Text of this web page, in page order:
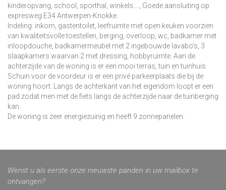
kinderopvang, school, sporthal, winkels...., Goede aansluiting op
expresweg E34 Antwerpen-Knokke.
Indeling: inkom, gastentoilet, leefruimte met open keuken voorzien
van kwaliteitsvolle toestellen, berging, overloop, wc, badkamer met
inloopdouche, badkamermeubel met 2 ingebouwde lavabo's, 3
slaapkamers waarvan 2 met dressing, hobbyruimte. Aan de
achterzijde van de woning is er een mooi terras, tuin en tuinhuis.
Schuin voor de voordeur is er een privé parkeerplaats die bij de
woning hoort. Langs de achterkant van het eigendom loopt er een
pad zodat men met de fiets langs de achterzijde naar de tuinberging
kan.
De woning is zeer energiezuinig en heeft 9 zonnepanelen.
Wenst u als eerste onze nieuwste panden in uw mailbox te
ontvangen?